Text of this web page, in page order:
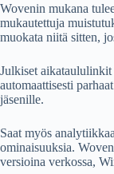
Wovenin mukana
mukautettuja
muokata niitä sitten,
Julkiset
automaattisesti
jäsenille.
Saat myös
ominaisuuksia.
versioina verkossa,